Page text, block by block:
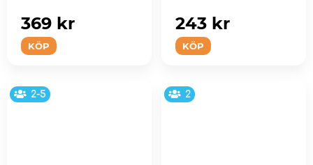
KÖP
369 kr
KÖP
243 kr
2-5 2